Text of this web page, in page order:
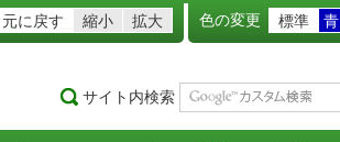
元に戻す 縮小 拡大 色の変更 標準 青
サイト内検索